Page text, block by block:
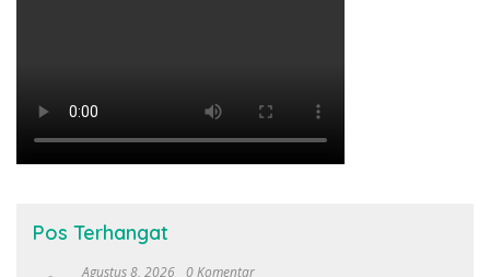
Pos Terhangat
Agustus 8, 2026 0 Komentar